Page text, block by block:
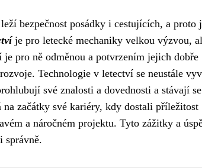
bezpečnost posádky i cestujících, a proto
je pro letecké mechaniky velkou výzvou,
pro ně odměnou a potvrzením jejich dobře
Technologie v letectví se neustále
své znalosti a dovednosti a stávají
začátky své kariéry, kdy dostali příležitost
a náročném projektu. Tyto zážitky a
správně.